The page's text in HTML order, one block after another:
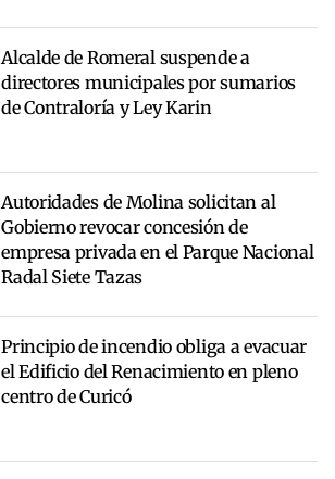
Alcalde de Romeral suspende a
directores municipales por sumarios
de Contraloría y Ley Karin
Autoridades de Molina solicitan al
Gobierno revocar concesión de
empresa privada en el Parque Nacional
Radal Siete Tazas
Principio de incendio obliga a evacuar
el Edificio del Renacimiento en pleno
centro de Curicó